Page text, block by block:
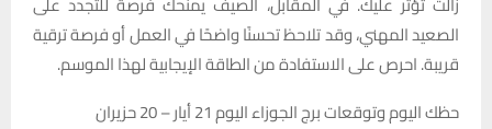
الصعيد المهني، وقد تلاحظ تحسنًا واضحًا في العمل أو فرصة ترقية
قريبة. احرص على الاستفادة من الطاقة الإيجابية لهذا الموسم.
حظك اليوم وتوقعات برج الجوزاء اليوم 21 أيار – 20 حزيران